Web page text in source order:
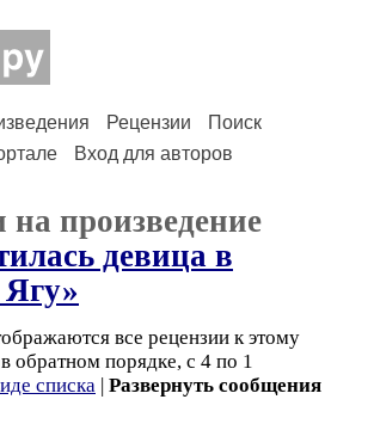
Рецензии
Поиск
Вход для авторов
на произведение
девица в
все рецензии к этому
обратном порядке, с 4 по 1
списка | Развернуть сообщения